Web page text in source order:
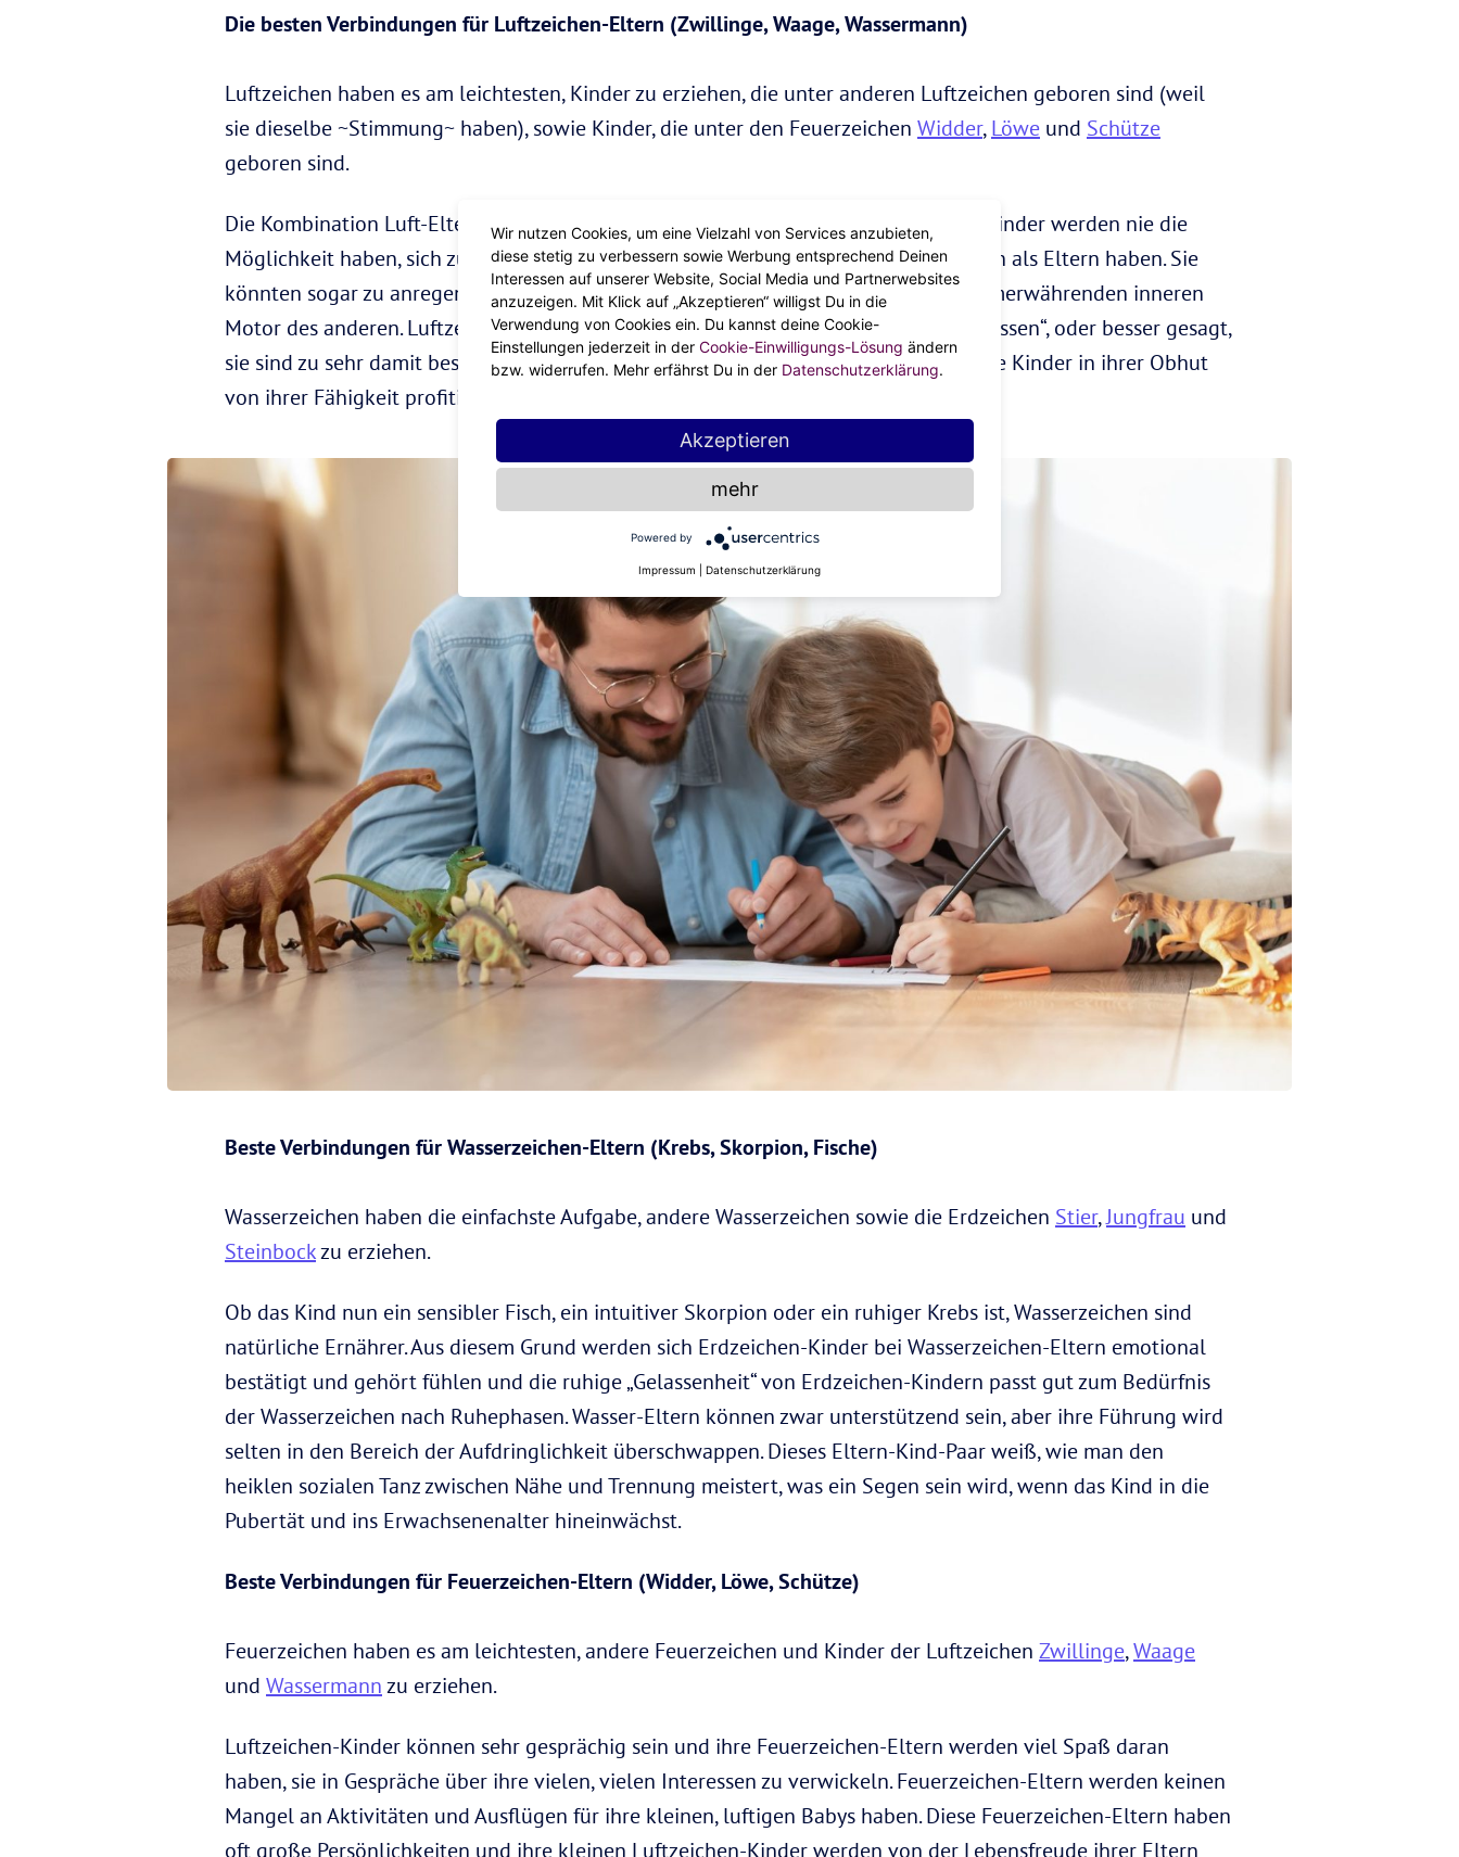
Die besten Verbindungen für Luftzeichen-Eltern (Zwillinge, Waage, Wassermann)
Luftzeichen haben es am leichtesten, Kinder zu erziehen, die unter anderen Luftzeichen geboren sind (weil
sie dieselbe ~Stimmung~ haben), sowie Kinder, die unter den Feuerzeichen Widder, Löwe und Schütze
geboren sind.
Die Kombination Luft-Eltern/Feuer-Kind ist immer voller Aufregung. Feuerzeichen-Kinder werden nie die
Möglichkeit haben, sich zu langweilen oder unruhig zu werden, wenn sie Luftzeichen als Eltern haben. Sie
könnten sogar zu anregend sein. Aber so oder so, beide Elemente verstehen den immerwährenden inneren
Motor des anderen. Luftzeichen haben einen starken Hang zum „Vergeben und Vergessen“, oder besser gesagt,
sie sind zu sehr damit beschäftigt, sich in der Vergangenheit zu verfangen, so dass die Kinder in ihrer Obhut
von ihrer Fähigkeit profitieren werden, jeden Tag neu beginnen zu lassen.
Beste Verbindungen für Wasserzeichen-Eltern (Krebs, Skorpion, Fische)
Wasserzeichen haben die einfachste Aufgabe, andere Wasserzeichen sowie die Erdzeichen Stier, Jungfrau und
Steinbockzu erziehen.
Ob das Kind nun ein sensibler Fisch, ein intuitiver Skorpion oder ein ruhiger Krebs ist, Wasserzeichen sind
natürliche Ernährer. Aus diesem Grund werden sich Erdzeichen-Kinder bei Wasserzeichen-Eltern emotional
bestätigt und gehört fühlen und die ruhige „Gelassenheit“ von Erdzeichen-Kindern passt gut zum Bedürfnis
der Wasserzeichen nach Ruhephasen. Wasser-Eltern können zwar unterstützend sein, aber ihre Führung wird
selten in den Bereich der Aufdringlichkeit überschwappen. Dieses Eltern-Kind-Paar weiß, wie man den
heiklen sozialen Tanz zwischen Nähe und Trennung meistert, was ein Segen sein wird, wenn das Kind in die
Pubertät und ins Erwachsenenalter hineinwächst.
Beste Verbindungen für Feuerzeichen-Eltern (Widder, Löwe, Schütze)
Feuerzeichen haben es am leichtesten, andere Feuerzeichen und Kinder der Luftzeichen Zwillinge,Waage
und Wassermann zu erziehen.
Luftzeichen-Kinder können sehr gesprächig sein und ihre Feuerzeichen-Eltern werden viel Spaß daran
haben, sie in Gespräche über ihre vielen, vielen Interessen zu verwickeln. Feuerzeichen-Eltern werden keinen
Mangel an Aktivitäten und Ausflügen für ihre kleinen, luftigen Babys haben. Diese Feuerzeichen-Eltern haben
oft große Persönlichkeiten und ihre kleinen Luftzeichen-Kinder werden von der Lebensfreude ihrer Eltern
Wir nutzen Cookies, um eine Vielzahl von Services anzubieten,
diese stetig zu verbessern sowie Werbung entsprechend Deinen
Interessen auf unserer Website, Social Media und Partnerwebsites
anzuzeigen. Mit Klick auf „Akzeptieren“ willigst Du in die
Verwendung von Cookies ein. Du kannst deine Cookie-
Einstellungen jederzeit in der Cookie-Einwilligungs-Lösung ändern
bzw. widerrufen. Mehr erfährst Du in der Datenschutzerklärung.
Akzeptieren
mehr
Powered by
Impressum Datenschutzerklärung